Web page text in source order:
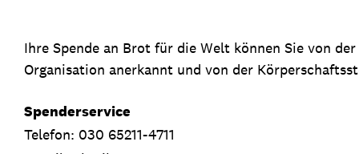
Ihre Spende an Brot für die Welt können Sie von
Organisation anerkannt und von der
Spenderservice
Telefon: 030 65211-4711